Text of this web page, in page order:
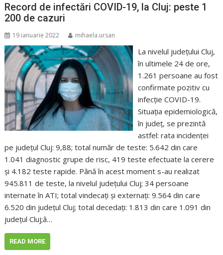
Record de infectări COVID-19, la Cluj: peste 1
200 de cazuri
19 ianuarie 2022 mihaela.ursan
La nivelul județului Cluj,
în ultimele 24 de ore,
1.261 persoane au fost
confirmate pozitiv cu
infecție COVID-19.
Situația epidemiologică,
în județ, se prezintă
astfel: rata incidenței
pe județul Cluj: 9,88; total număr de teste: 5.642 din care
1.041 diagnostic grupe de risc, 419 teste efectuate la cerere
și 4.182 teste rapide. Până în acest moment s-au realizat
945.811 de teste, la nivelul județului Cluj; 34 persoane
internate în ATI; total vindecați și externați: 9.564 din care
6.520 din județul Cluj; total decedați: 1.813 din care 1.091 din
județul Cluj;â…
READ MORE